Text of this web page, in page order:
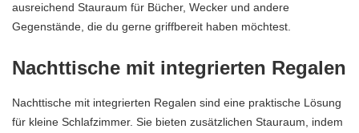
ausreichend Stauraum für Bücher, Wecker und andere
Gegenstände, die du gerne griffbereit haben möchtest.
Nachttische mit integrierten Regalen
Nachttische mit integrierten Regalen sind eine praktische Lösung
für kleine Schlafzimmer. Sie bieten zusätzlichen Stauraum, indem